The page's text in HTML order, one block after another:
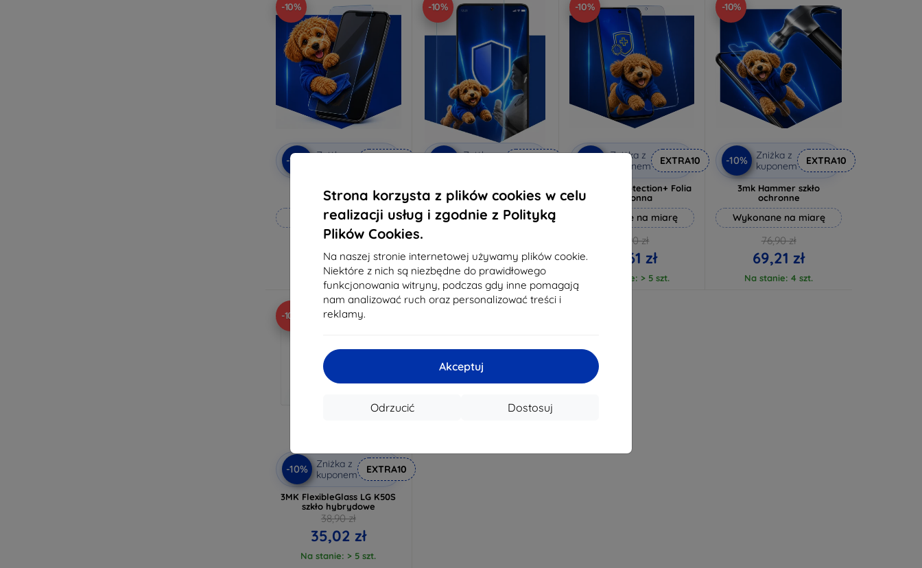
Strona korzysta z plików cookies w celu
realizacji usług i zgodnie z Polityką
Plików Cookies.
Na naszej stronie internetowej używamy plików cookie.
Niektóre z nich są niezbędne do prawidłowego
funkcjonowania witryny, podczas gdy inne pomagają
nam analizować ruch oraz personalizować treści i
reklamy.
Akceptuj
Dostosuj
Odrzucić
-10%
-10%
Zniżka z
3mk Anti-Shock szkło
ochronne
Wykonane na miarę
64,89 zł
58,40 zł
Na stanie: > 5 szt.
-10%
Zniżka z
3mk Pure Matt Szkło
ochronne
Wykonane na miarę
42,21 zł
Na stanie: > 5 szt.
-10%
Zniżka z
kuponem
EXTRA10
3mk Silverprotection+ Folia
ochronna
Wykonane na miarę
72,90 zł
65,61 zł
Na stanie: > 5 szt.
-10%
-10%
Zniżka z
kuponem
EXTRA10
3mk Hammer szkło
ochronne
Wykonane na miarę
76,90 zł
69,21 zł
Na stanie: 4 szt.
-10%
-10%
Zniżka z
kuponem
EXTRA10
3MK FlexibleGlass LG K50S
szkło hybrydowe
38,90 zł
35,02 zł
Na stanie: > 5 szt.